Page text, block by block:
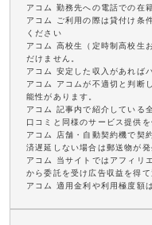
アコム 勤務先への電話での在
アコム ご利用の際は貸付け条
ください
アコム 高校生（定時制高校生
だけません。
アコム 安定した収入があれば
アコム アコムが不適切と判断
能性があります。
アコム 記事内で紹介している
口コミと同様のサービス提供
アコム 店舗・自動契約機で契
済遅延しない場合は郵送物が発
アコム 当サイトではアフィリ
から委託を受け広告収益を得
アコム 適用金利や利用極度額